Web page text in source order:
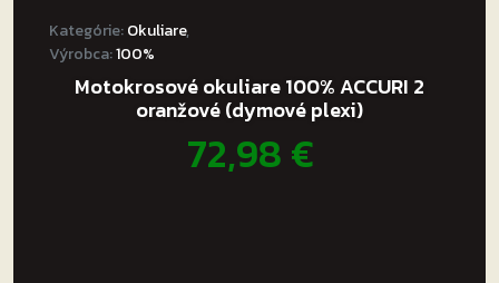
Kategórie:Okuliare,
Výrobca:100%
Motokrosové okuliare 100% ACCURI 2
oranžové (dymové plexi)
72,98€